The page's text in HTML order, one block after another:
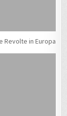
Revolte in Europa